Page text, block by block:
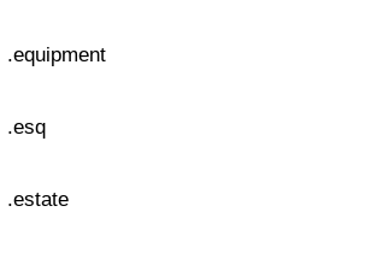
.equipment
.esq
.estate